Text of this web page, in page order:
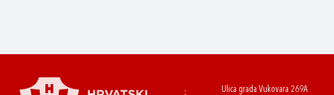
Ulica grada Vukovara 269A